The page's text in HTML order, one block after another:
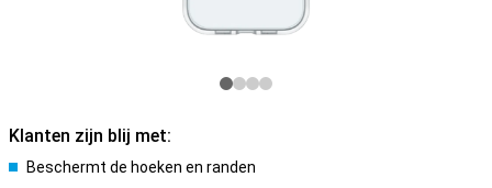
Klanten zijn blij met:
Beschermt de hoeken en randen